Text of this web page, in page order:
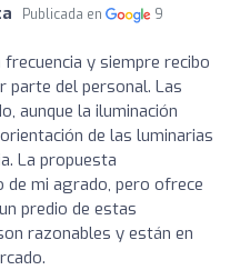
Publicada en
9
frecuencia y siempre recibo
parte del personal. Las
aunque la iluminación
de las luminarias
La propuesta
mi agrado, pero ofrece
predio de estas
razonables y están en